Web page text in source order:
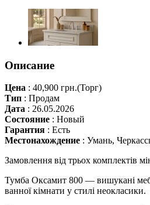
Описание
Цена : 40,900 грн.(Торг)
Тип : Продам
Дата : 26.05.2026
Состояние : Новый
Гарантия : Есть
Местонахождение : Умань,
Замовлення від трьох комплектів
Тумба Оксамит 800 — вишукані
ванної кімнати у стилі неокласики.